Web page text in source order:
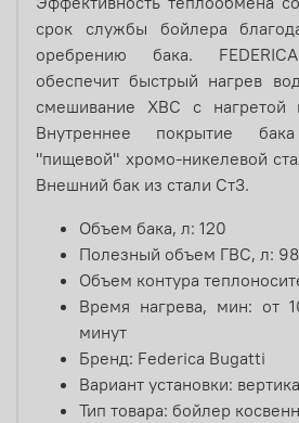
срок службы бойлера
оребрению бака.
обеспечит быстрый нагрев
смешивание ХВС с нагретой
Внутреннее покрытие
"пищевой" хромо-никелевой
Внешний бак из стали Ст3.
Объем бака, л: 120
Полезный объем ГВС, л: 98
Объем контура
Время нагрева, мин: от
минут
Бренд: Federica Bugatti
Вариант установки:
Тип товара: бойлер